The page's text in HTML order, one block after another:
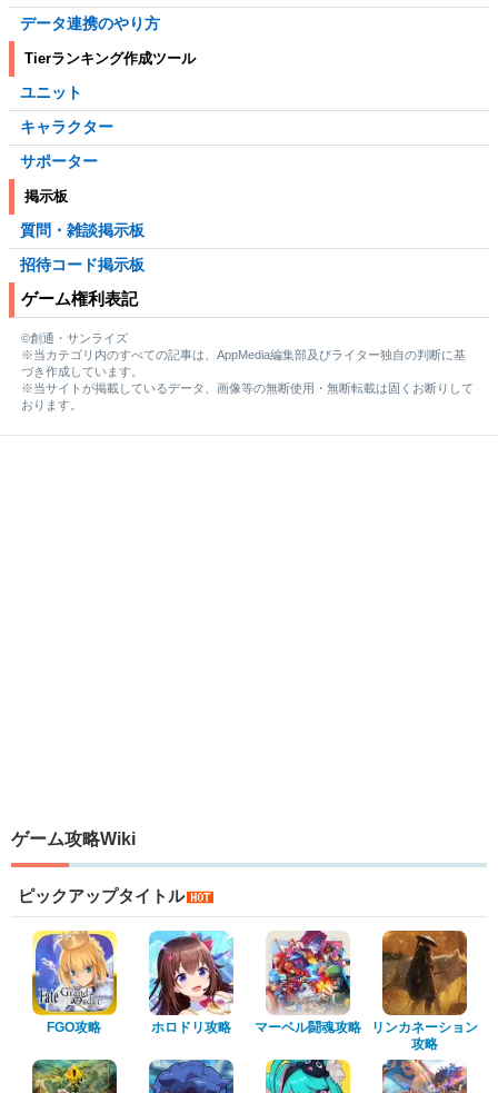
データ連携のやり方
Tierランキング作成ツール
ユニット
キャラクター
サポーター
掲示板
質問・雑談掲示板
招待コード掲示板
ゲーム権利表記
©創通・サンライズ
※当カテゴリ内のすべての記事は、AppMedia編集部及びライター独自の判断に基
づき作成しています。
※当サイトが掲載しているデータ、画像等の無断使用・無断転載は固くお断りして
おります。
ゲーム攻略Wiki
ピックアップタイトル
FGO攻略 ホロドリ攻略 マーベル闘魂攻略
リンカネーション
攻略